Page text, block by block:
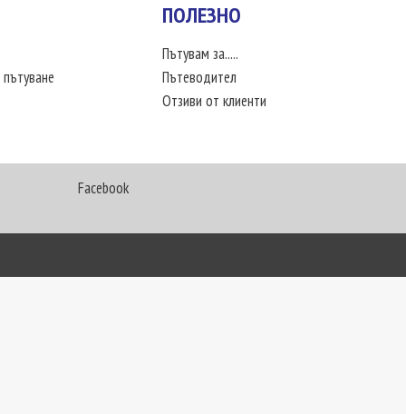
ПОЛЕЗНО
Пътувам за.....
Пътеводител
Отзиви от клиенти
Facebook